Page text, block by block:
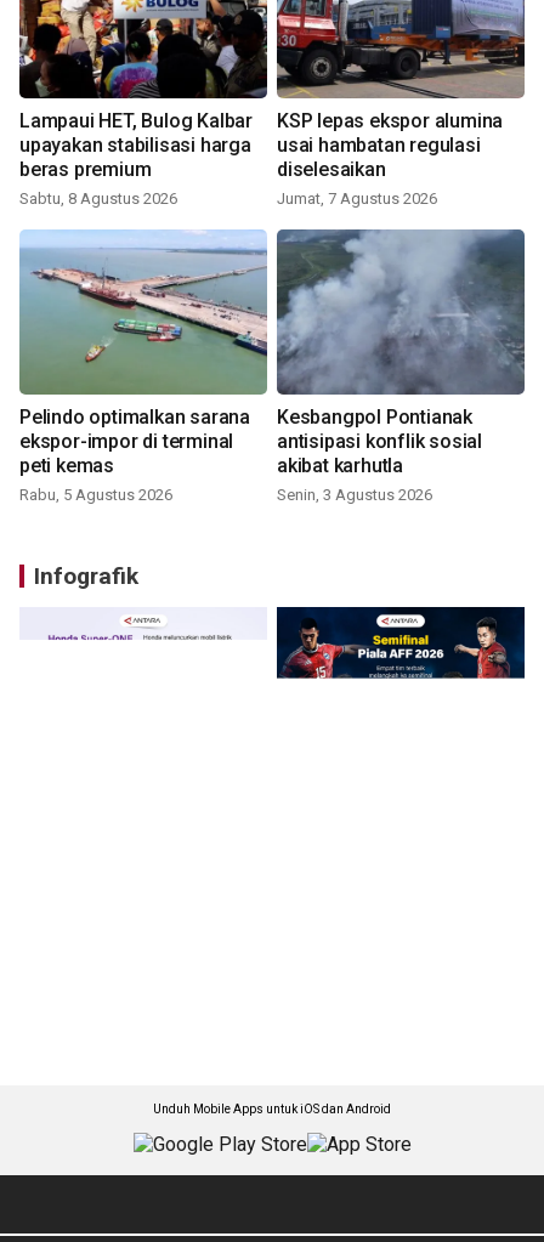
Lampaui HET, Bulog Kalbar
upayakan stabilisasi harga
beras premium
Sabtu, 8 Agustus 2026
KSP lepas ekspor alumina
usai hambatan regulasi
diselesaikan
Jumat, 7 Agustus 2026
Pelindo optimalkan sarana
ekspor-impor di terminal
peti kemas
Rabu, 5 Agustus 2026
Kesbangpol Pontianak
antisipasi konflik sosial
akibat karhutla
Senin, 3 Agustus 2026
Infografik
Unduh Mobile Apps untuk iOS dan Android